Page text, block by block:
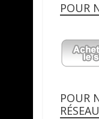
POUR
POUR